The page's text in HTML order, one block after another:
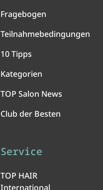
Fragebogen
Teilnahmebedingungen
10 Tipps
Kategorien
TOP Salon News
Club der Besten
Service
TOP HAIR
International